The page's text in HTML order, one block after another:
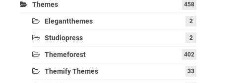
Themes 458
Elegantthemes 2
Studiopress 2
Themeforest 402
Themify Themes 33